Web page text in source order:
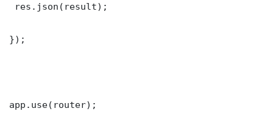
res.json(result);
});
app.use(router);